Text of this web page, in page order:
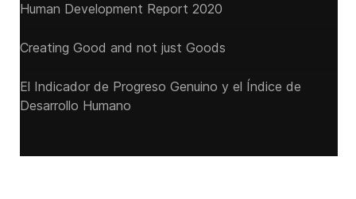
Human Development Report 2020
Creating Good and not just Goods
El Indicador de Progreso Genuino y el Índice de
Desarrollo Humano